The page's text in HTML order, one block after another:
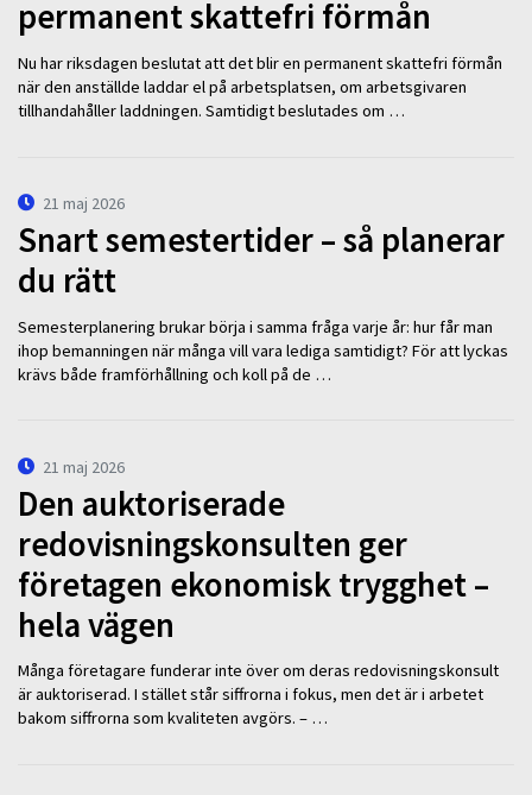
permanent skattefri förmån
Nu har riksdagen beslutat att det blir en permanent skattefri förmån
när den anställde laddar el på arbetsplatsen, om arbetsgivaren
tillhandahåller laddningen. Samtidigt beslutades om …
21 maj 2026
Snart semestertider – så planerar
du rätt
Semesterplanering brukar börja i samma fråga varje år: hur får man
ihop bemanningen när många vill vara lediga samtidigt? För att lyckas
krävs både framförhållning och koll på de …
21 maj 2026
Den auktoriserade
redovisningskonsulten ger
företagen ekonomisk trygghet –
hela vägen
Många företagare funderar inte över om deras redovisningskonsult
är auktoriserad. I stället står siffrorna i fokus, men det är i arbetet
bakom siffrorna som kvaliteten avgörs. – …